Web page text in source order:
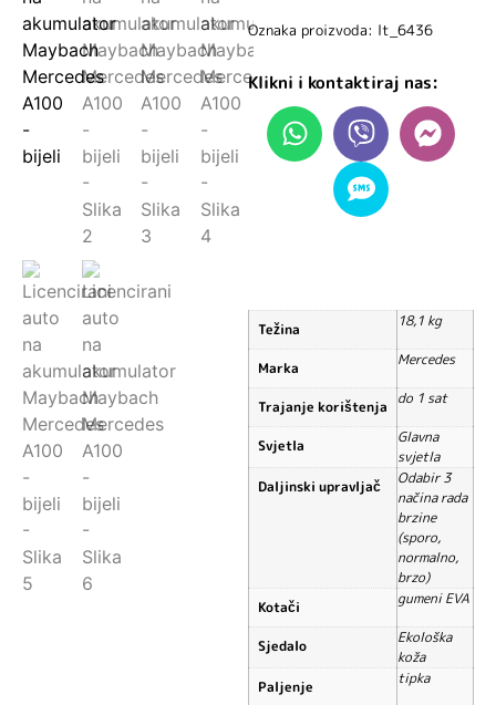
Oznaka proizvoda: lt_6436
Klikni i kontaktiraj nas:
Težina 18,1 kg
Marka Mercedes
Trajanje korištenja do 1 sat
Svjetla
Glavna
svjetla
Daljinski upravljač
Odabir 3
načina rada
brzine
(sporo,
normalno,
brzo)
Kotači
gumeni EVA
Sjedalo
Ekološka
koža
Paljenje
tipka